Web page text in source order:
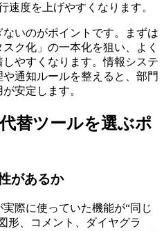
速度を上げやすくなります。
いのがポイントです。まずは
ク化」の一本化を狙い、よく
やすくなります。情報システ
通知ルールを整えると、部門
安定します。
替ツールを選ぶポ
があるか
際に使っていた機能が“同じ
形、コメント、ダイヤグラ